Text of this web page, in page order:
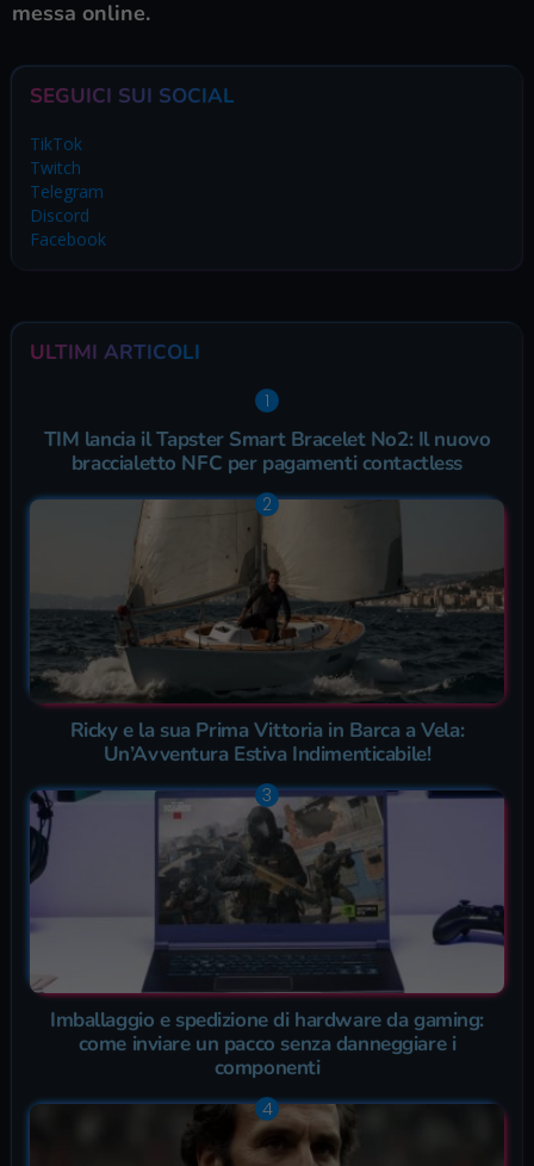
messa online.
SEGUICI SUI SOCIAL
TikTok
Twitch
Telegram
Discord
Facebook
ULTIMI ARTICOLI
TIM lancia il Tapster Smart Bracelet No2: Il nuovo
braccialetto NFC per pagamenti contactless
Ricky e la sua Prima Vittoria in Barca a Vela:
Un’Avventura Estiva Indimenticabile!
Imballaggio e spedizione di hardware da gaming:
come inviare un pacco senza danneggiare i
componenti